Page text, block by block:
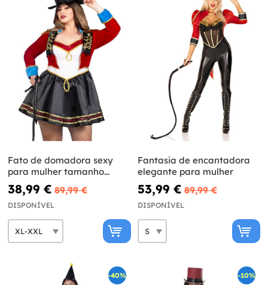
Fato de domadora sexy
para mulher tamanho
grande
38,99 € 89,99 €
DISPONÍVEL
Fantasia de encantadora
elegante para mulher
53,99 € 89,99 €
DISPONÍVEL
-40% -10%